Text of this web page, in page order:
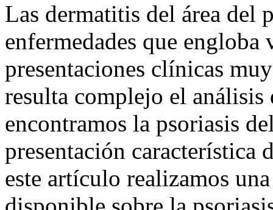
Las dermatitis del área del
enfermedades que
presentaciones clínicas
resulta complejo el análisis
encontramos la psoriasis
presentación característica
este artículo realizamos